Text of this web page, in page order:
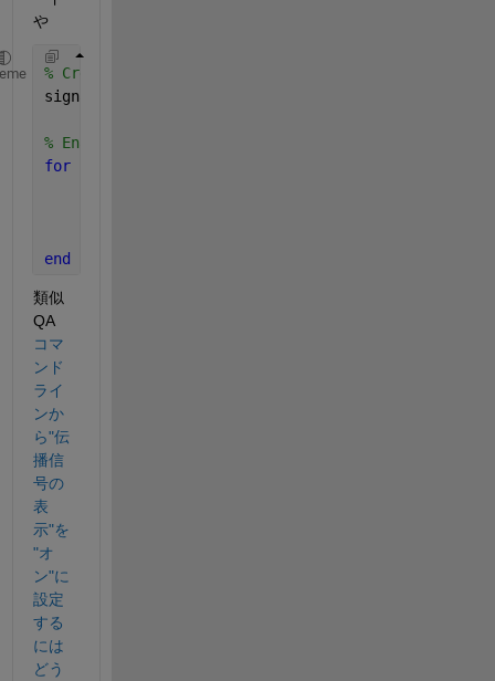
や
% Create an array of handles to every signal line
signalLines = find_system(gcs,
% Enable or disable the property for each signal
for
end
類似
QA
コマ
ンド
ライ
ンか
ら"伝
播信
号の
表
示"を
"オ
ン"に
設定
する
には
どう